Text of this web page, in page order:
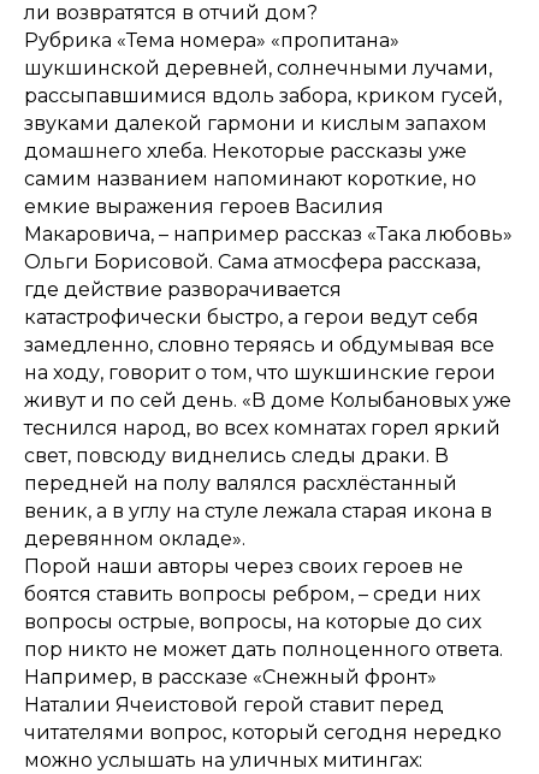
ли возвратятся в отчий дом?
Рубрика «Тема номера» «пропитана»
шукшинской деревней, солнечными лучами,
рассыпавшимися вдоль забора, криком гусей,
звуками далекой гармони и кислым запахом
домашнего хлеба. Некоторые рассказы уже
самим названием напоминают короткие, но
емкие выражения героев Василия
Макаровича, – например рассказ «Така любовь»
Ольги Борисовой. Сама атмосфера рассказа,
где действие разворачивается
катастрофически быстро, а герои ведут себя
замедленно, словно теряясь и обдумывая все
на ходу, говорит о том, что шукшинские герои
живут и по сей день. «В доме Колыбановых уже
теснился народ, во всех комнатах горел яркий
свет, повсюду виднелись следы драки. В
передней на полу валялся расхлёстанный
веник, а в углу на стуле лежала старая икона в
деревянном окладе».
Порой наши авторы через своих героев не
боятся ставить вопросы ребром, – среди них
вопросы острые, вопросы, на которые до сих
пор никто не может дать полноценного ответа.
Например, в рассказе «Снежный фронт»
Наталии Ячеистовой герой ставит перед
читателями вопрос, который сегодня нередко
можно услышать на уличных митингах: